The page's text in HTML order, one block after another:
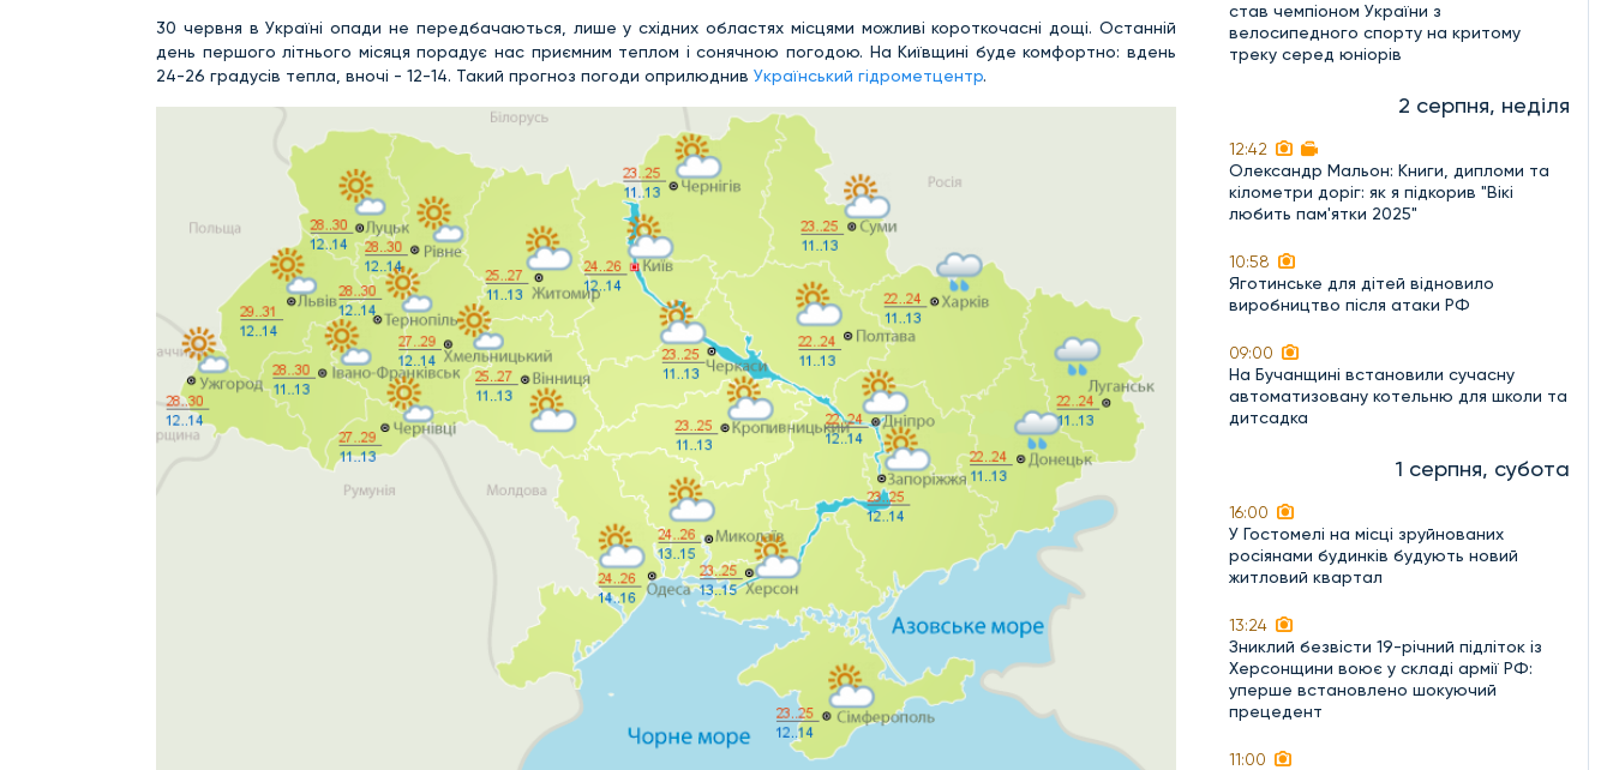
30 червня в Україні опади не передбачаються, лише у східних областях місцями можливі короткочасні дощі. Останній
день першого літнього місяця порадує нас приємним теплом і сонячною погодою. На Київщині буде комфортно: вдень
24-26 градусів тепла, вночі - 12-14. Такий прогноз погоди оприлюднив Український гідрометцентр.
став чемпіоном України з
велосипедного спорту на критому
треку серед юніорів
2 серпня, неділя
12:42
Олександр Мальон: Книги, дипломи та
кілометри доріг: як я підкорив "Вікі
любить пам'ятки 2025"
10:58
Яготинське для дітей відновило
виробництво після атаки РФ
09:00
На Бучанщині встановили сучасну
автоматизовану котельню для школи та
дитсадка
1 серпня, субота
16:00
У Гостомелі на місці зруйнованих
росіянами будинків будують новий
житловий квартал
13:24
Зниклий безвісти 19-річний підліток із
Херсонщини воює у складі армії РФ:
уперше встановлено шокуючий
прецедент
11:00